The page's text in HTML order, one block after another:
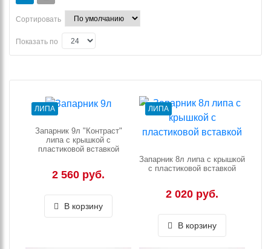
Сортировать
Показать по
ЛИПА
Запарник 9л "Контраст"
липа с крышкой с
пластиковой вставкой
2 560 руб.
В корзину
ЛИПА
Запарник 8л липа с крышкой
с пластиковой вставкой
2 020 руб.
В корзину